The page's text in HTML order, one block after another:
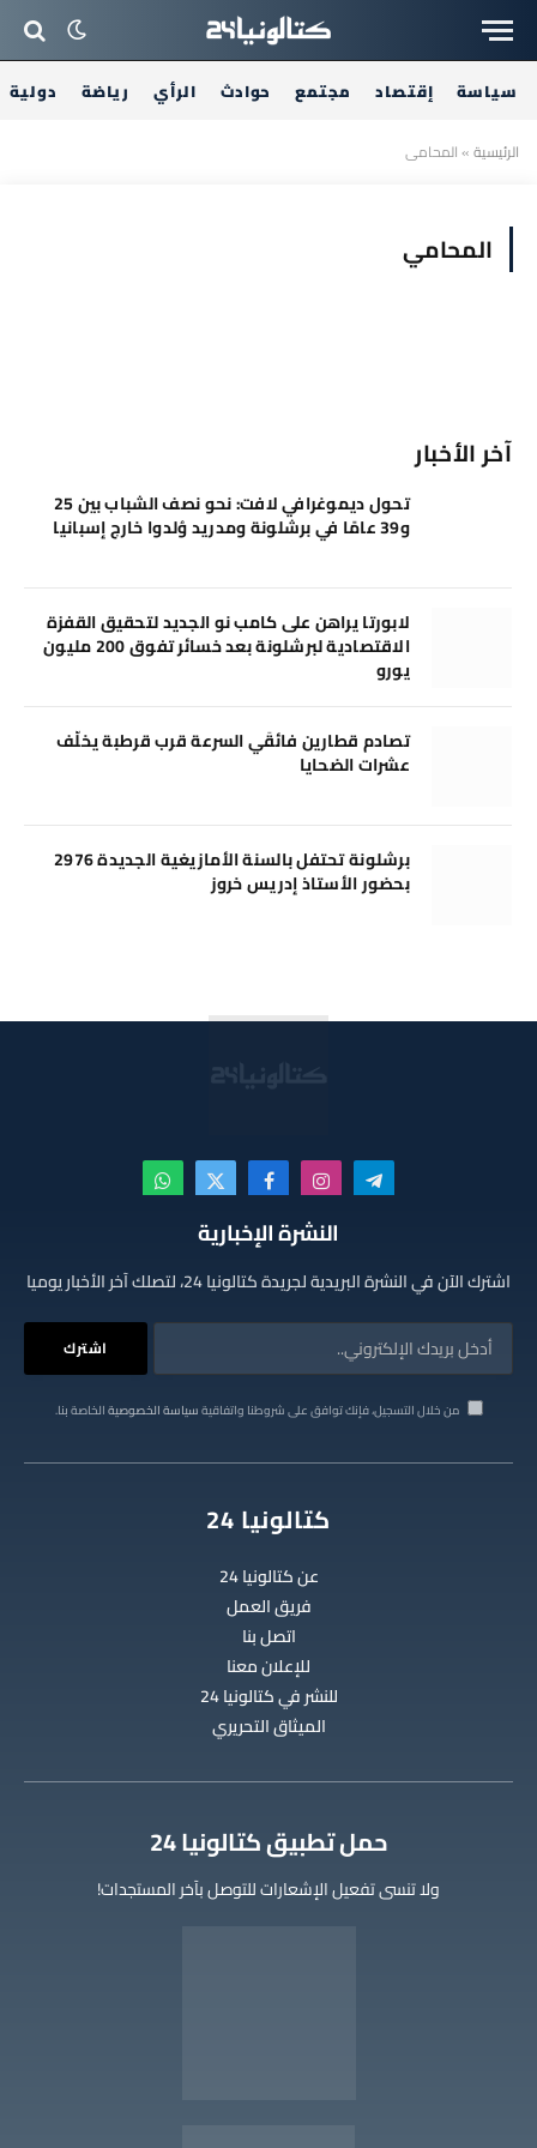
سياسة إقتصاد مجتمع حوادث الرأي رياضة دولية
الرئيسية»المحامي
المحامي
آخر الأخبار
تحول ديموغرافي لافت: نحو نصف الشباب بين 25
و39 عامًا في برشلونة ومدريد وُلدوا خارج إسبانيا
لابورتا يراهن على كامب نو الجديد لتحقيق القفزة
الاقتصادية لبرشلونة بعد خسائر تفوق 200 مليون
يورو
تصادم قطارين فائقَي السرعة قرب قرطبة يخلّف
عشرات الضحايا
برشلونة تحتفل بالسنة الأمازيغية الجديدة 2976
بحضور الأستاذ إدريس خروز
تيلقرام الانستغرامفيسبوكX
(Twitter)
واتساب
النشرة الإخبارية
اشترك الآن في النشرة البريدية لجريدة كتالونيا 24، لتصلك آخر الأخبار يوميا
من خلال التسجيل، فإنك توافق على شروطنا واتفاقيةسياسة الخصوصيةالخاصة بنا.
كتالونيا 24
عن كتالونيا 24
فريق العمل
اتصل بنا
للإعلان معنا
للنشر في كتالونيا 24
الميثاق التحريري
‫حمل تطبيق كتالونيا 24
ولا تنسى تفعيل الإشعارات للتوصل بآخر المستجدات!